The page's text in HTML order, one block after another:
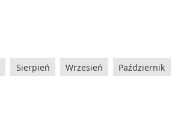
Sierpień Wrzesień Październik